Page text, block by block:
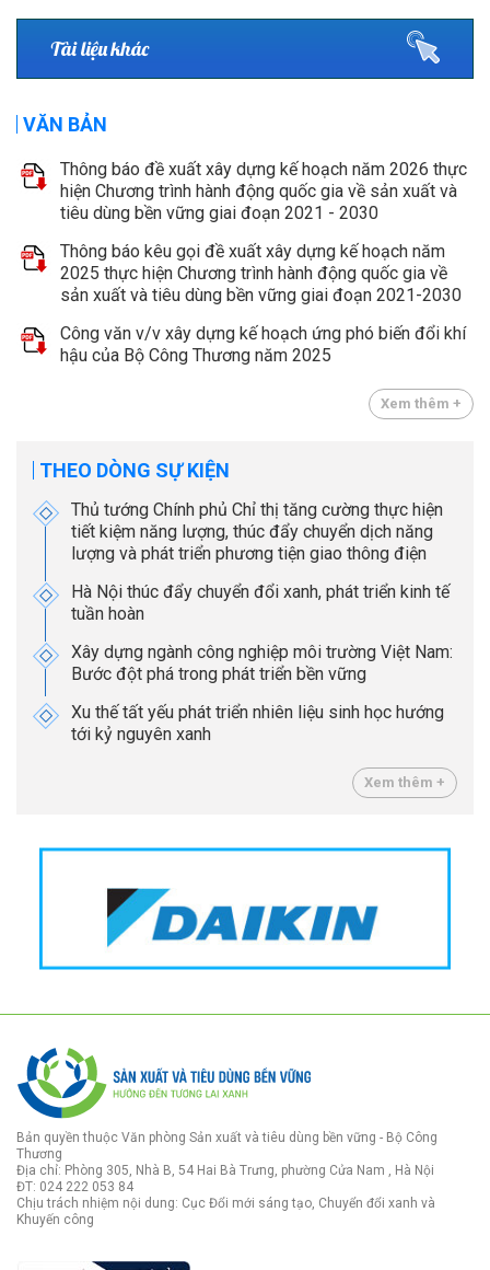
Tài liệu khác
VĂN BẢN
Thông báo đề xuất xây dựng kế hoạch năm 2026 thực
hiện Chương trình hành động quốc gia về sản xuất và
tiêu dùng bền vững giai đoạn 2021 - 2030
Thông báo kêu gọi đề xuất xây dựng kế hoạch năm
2025 thực hiện Chương trình hành động quốc gia về
sản xuất và tiêu dùng bền vững giai đoạn 2021-2030
Công văn v/v xây dựng kế hoạch ứng phó biến đổi khí
hậu của Bộ Công Thương năm 2025
Xem thêm +
THEO DÒNG SỰ KIỆN
Thủ tướng Chính phủ Chỉ thị tăng cường thực hiện
tiết kiệm năng lượng, thúc đẩy chuyển dịch năng
lượng và phát triển phương tiện giao thông điện
Hà Nội thúc đẩy chuyển đổi xanh, phát triển kinh tế
tuần hoàn
Xây dựng ngành công nghiệp môi trường Việt Nam:
Bước đột phá trong phát triển bền vững
Xu thế tất yếu phát triển nhiên liệu sinh học hướng
tới kỷ nguyên xanh
Xem thêm +
Bản quyền thuộc Văn phòng Sản xuất và tiêu dùng bền vững - Bộ Công
Thương
Địa chỉ: Phòng 305, Nhà B, 54 Hai Bà Trưng, phường Cửa Nam , Hà Nội
ĐT: 024 222 053 84
Chịu trách nhiệm nội dung: Cục Đổi mới sáng tạo, Chuyển đổi xanh và
Khuyến công